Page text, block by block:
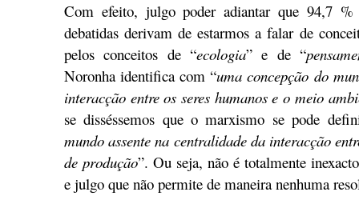
Com efeito, julgo poder adiantar que 94,7 %
debatidas derivam de estarmos a falar de
pelos conceitos de “ecologia” e de “
Noronha identifica com “uma concepção do
interacção entre os seres humanos e o meio
se disséssemos que o marxismo se pode
mundo assente na centralidade da interacção
de produção”. Ou seja, não é totalmente
e julgo que não permite de maneira nenhuma